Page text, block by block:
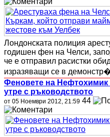
Лондонската полиция
годишен фен на Челси,
че е отправил расистки
изразяващи се в
Феновете на Нефтохимик
утре с ръководството
от 05 Ноември 2012, 21:59 44